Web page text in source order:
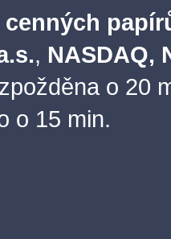
cenných
, NASDAQ,
o 20
o 15 min.